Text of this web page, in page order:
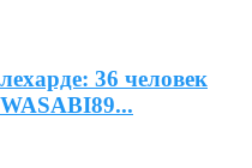
36 человек